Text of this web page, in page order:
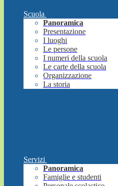
Scuola
Panoramica
Presentazione
I luoghi
Le persone
I numeri della scuola
Le carte della scuola
Organizzazione
La storia
Servizi
Panoramica
Famiglie e studenti